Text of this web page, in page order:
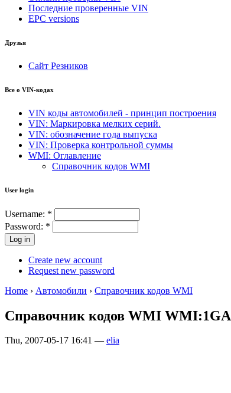
Последние проверенные VIN
EPC versions
Друзья
Сайт Резников
Все о VIN-кодах
VIN коды автомобилей - принцип построения
VIN: Маркировка мелких серий.
VIN: обозначение года выпуска
VIN: Проверка контрольной суммы
WMI: Оглавление
Справочник кодов WMI
User login
Username: *
Password: *
Create new account
Request new password
Home › Автомобили › Справочник кодов WMI
Справочник кодов WMI WMI:1GA
Thu, 2007-05-17 16:41 — elia